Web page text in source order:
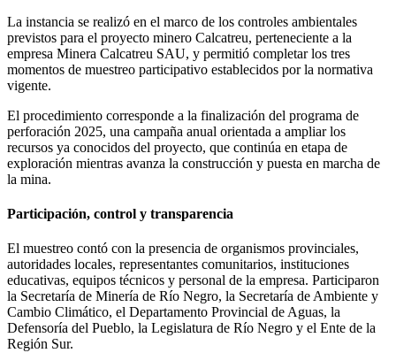
La instancia se realizó en el marco de los controles ambientales
previstos para el proyecto minero Calcatreu, perteneciente a la
empresa Minera Calcatreu SAU, y permitió completar los tres
momentos de muestreo participativo establecidos por la normativa
vigente.
El procedimiento corresponde a la finalización del programa de
perforación 2025, una campaña anual orientada a ampliar los
recursos ya conocidos del proyecto, que continúa en etapa de
exploración mientras avanza la construcción y puesta en marcha de
la mina.
Participación, control y transparencia
El muestreo contó con la presencia de organismos provinciales,
autoridades locales, representantes comunitarios, instituciones
educativas, equipos técnicos y personal de la empresa. Participaron
la Secretaría de Minería de Río Negro, la Secretaría de Ambiente y
Cambio Climático, el Departamento Provincial de Aguas, la
Defensoría del Pueblo, la Legislatura de Río Negro y el Ente de la
Región Sur.